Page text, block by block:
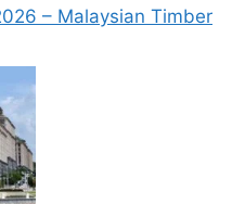
memuat naik resume
akademik,
gaji semasa dan gaji
berukuran
sijil-sijil berkaitan)
mendaftar dan
– Malaysian Timber